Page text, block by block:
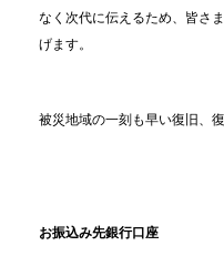
なく次代に伝えるため、皆さ
げます。
被災地域の一刻も早い復旧、
お振込み先銀行口座